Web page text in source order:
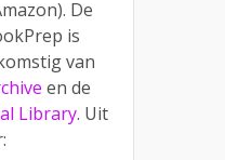
De
is
van
en de
Library. Uit